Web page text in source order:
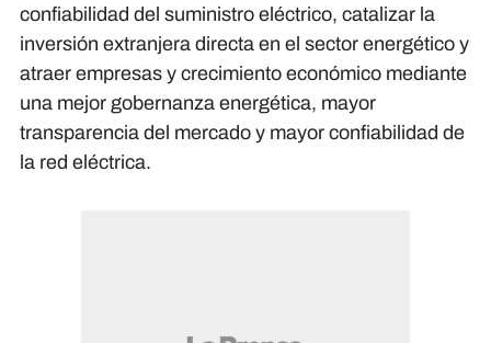
confiabilidad del suministro eléctrico, catalizar la
inversión extranjera directa en el sector energético y
atraer empresas y crecimiento económico mediante
una mejor gobernanza energética, mayor
transparencia del mercado y mayor confiabilidad de
la red eléctrica.